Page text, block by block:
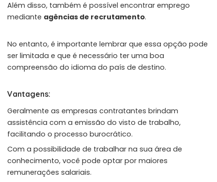
Além disso, também é possível encontrar emprego
mediante agências de recrutamento.
No entanto, é importante lembrar que essa opção pode
ser limitada e que é necessário ter uma boa
compreensão do idioma do país de destino.
Vantagens:
Geralmente as empresas contratantes brindam
assistência com a emissão do visto de trabalho,
facilitando o processo burocrático.
Com a possibilidade de trabalhar na sua área de
conhecimento, você pode optar por maiores
remunerações salariais.